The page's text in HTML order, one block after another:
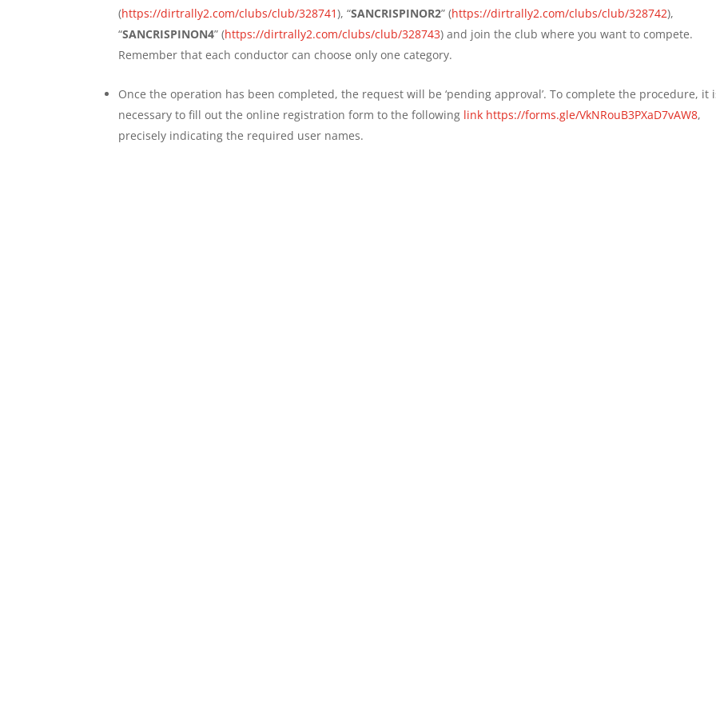
(https://dirtrally2.com/clubs/club/328741), “SANCRISPINOR2” (https://dirtrally2.com/clubs/club/328742),
“SANCRISPINON4” (https://dirtrally2.com/clubs/club/328743) and join the club where you want to compete.
Remember that each conductor can choose only one category.
Once the operation has been completed, the request will be ‘pending approval’. To complete the procedure, it
necessary to fill out the online registration form to the following link https://forms.gle/VkNRouB3PXaD7vAW8,
precisely indicating the required user names.